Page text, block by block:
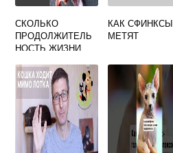
СКОЛЬКО
ПРОДОЛЖИТЕЛЬ
НОСТЬ ЖИЗНИ
СФИНКСА
КАК СФИНКСЫ
МЕТЯТ